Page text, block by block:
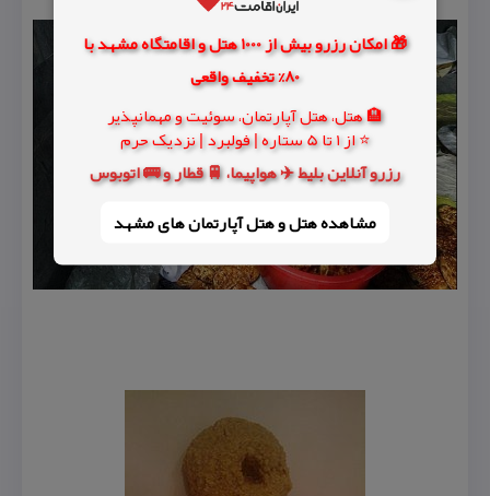
🎁 امکان رزرو بیش از 1000 هتل و اقامتگاه مشهد با
80% تخفیف واقعی
🏨 هتل، هتل آپارتمان، سوئیت و مهمانپذیر
⭐ از 1 تا 5 ستاره | فولبرد | نزدیک حرم
رزرو آنلاین بلیط ✈️ هواپیما، 🚆 قطار و 🚌 اتوبوس
مشاهده هتل و هتل‌ آپارتمان های مشهد